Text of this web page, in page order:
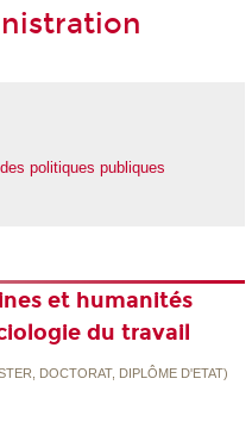
politiques publiques
et humanités
du travail
DOCTORAT, DIPLÔME D'ETAT)